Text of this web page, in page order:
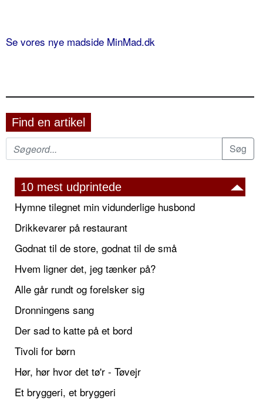
Se vores nye madside MinMad.dk
Find en artikel
10 mest udprintede
Hymne tilegnet min vidunderlige husbond
Drikkevarer på restaurant
Godnat til de store, godnat til de små
Hvem ligner det, jeg tænker på?
Alle går rundt og forelsker sig
Dronningens sang
Der sad to katte på et bord
Tivoli for børn
Hør, hør hvor det tø'r - Tøvejr
Et bryggeri, et bryggeri